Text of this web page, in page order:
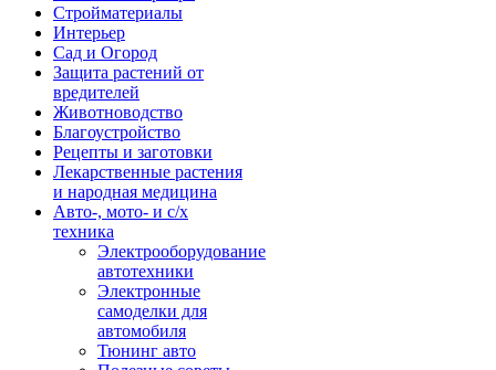
Стройматериалы
Интерьер
Сад и Огород
Защита растений от
вредителей
Животноводство
Благоустройство
Рецепты и заготовки
Лекарственные растения
и народная медицина
Авто-, мото- и с/х
техника
Электрооборудование
автотехники
Электронные
самоделки для
автомобиля
Тюнинг авто